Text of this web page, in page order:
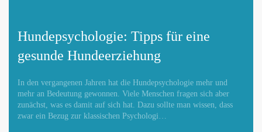
Hundepsychologie: Tipps für eine
gesunde Hundeerziehung
In den vergangenen Jahren hat die Hundepsychologie mehr und
mehr an Bedeutung gewonnen. Viele Menschen fragen sich aber
zunächst, was es damit auf sich hat. Dazu sollte man wissen, dass
zwar ein Bezug zur klassischen Psychologi…